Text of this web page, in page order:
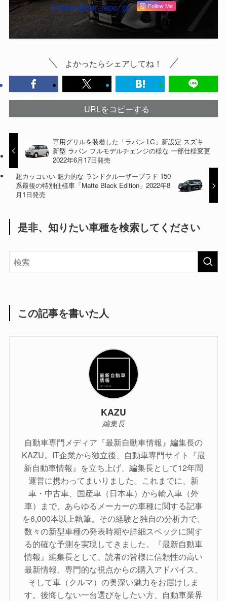
Follow @car_repo_jp Follow Me
よかったらシェアしてね！
URLをコピーする
専用グリルを装着した「ラパン LC」新設定 スズキ
新型 ラパン フルモデルチェンジの様な 一部仕様変更
2022年6月17日発売
超カッコいい 魅力的な ランドクルーザープラド 150
系最後の特別仕様車「Matte Black Edition」2022年8
月1日発売
是非、知りたい車種を検索してください
この記事を書いた人
KAZU
編集長
自動車専門メディア『最新自動車情報』編集長の
KAZU。IT企業から独立後、自動車専門サイト『最
新自動車情報』を立ち上げ、編集長として12年間
運営に携わってまいりました。これまでに、新
車・中古車、国産車（日本車）から輸入車（外
車）まで、あらゆるメーカーの車種に関する記事
を6,000本以上執筆。その経験と独自の分析力で、
数々の新型車種の発表時期や詳細スペックに関す
る的確な予測を実現してきました。『最新自動車
情報』編集長として、読者の皆様に信頼性の高い
最新情報、専門的な視点からの購入アドバイス、
そして車（クルマ）の奥深い魅力をお届けしま
す。後悔しない一台選びをしたい方、自動車業界